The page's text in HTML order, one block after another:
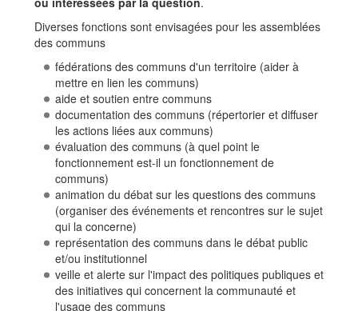
Diverses fonctions sont envisagées pour les assemblées
des communs
fédérations des communs d'un territoire (aider à
mettre en lien les communs)
aide et soutien entre communs
documentation des communs (répertorier et diffuser
les actions liées aux communs)
évaluation des communs (à quel point le
fonctionnement est-il un fonctionnement de
communs)
animation du débat sur les questions des communs
(organiser des événements et rencontres sur le sujet
qui la concerne)
représentation des communs dans le débat public
et/ou institutionnel
veille et alerte sur l'impact des politiques publiques et
des initiatives qui concernent la communauté et
l'usage des communs